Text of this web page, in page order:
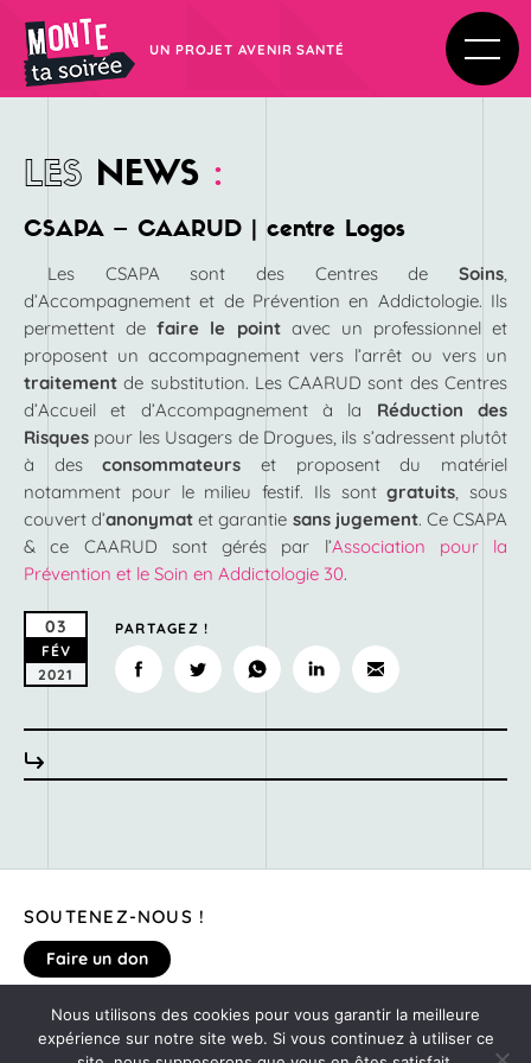
UN PROJET AVENIR SANTÉ
LES NEWS :
CSAPA – CAARUD | centre Logos
Les CSAPA sont des Centres de Soins,
d’Accompagnement et de Prévention en Addictologie. Ils
permettent defaire le pointavec un professionnel et
proposent un accompagnement vers l’arrêt ou vers un
traitement de substitution. Les CAARUD sont des Centres
d’Accueil et d’Accompagnement à la Réduction des
Risques pour les Usagers de Drogues, ils s’adressent plutôt
à desconsommateurs et proposent du matériel
notamment pour le milieu festif. Ils sontgratuits, sous
couvert d’anonymat et garantie sans jugement. Ce CSAPA
& ce CAARUD sont gérés par l’Association pour la
Prévention et le Soin en Addictologie 30.
03
FÉV
2021
PARTAGEZ !
SOUTENEZ-NOUS !
Faire un don
MENTIONS LÉGALES
Nous utilisons des cookies pour vous garantir la meilleure
expérience sur notre site web. Si vous continuez à utiliser ce